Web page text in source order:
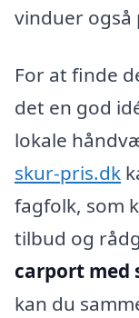
vinduer også
For at finde
det en god
lokale
skur-pris.dk
fagfolk, som
tilbud og
carport med
kan du